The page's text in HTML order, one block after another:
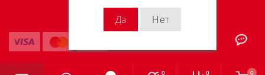
0 0 0
Milwaukee Russia © 2026